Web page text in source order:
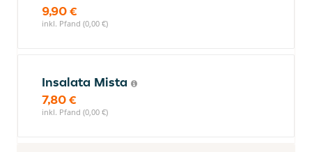
9,90 €
inkl. Pfand (0,00 €)
Insalata Mista
7,80 €
inkl. Pfand (0,00 €)